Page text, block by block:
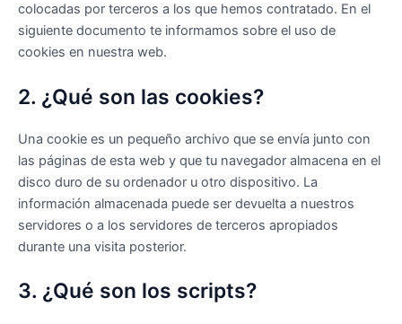
colocadas por terceros a los que hemos contratado. En el
siguiente documento te informamos sobre el uso de
cookies en nuestra web.
2. ¿Qué son las cookies?
Una cookie es un pequeño archivo que se envía junto con
las páginas de esta web y que tu navegador almacena en el
disco duro de su ordenador u otro dispositivo. La
información almacenada puede ser devuelta a nuestros
servidores o a los servidores de terceros apropiados
durante una visita posterior.
3. ¿Qué son los scripts?